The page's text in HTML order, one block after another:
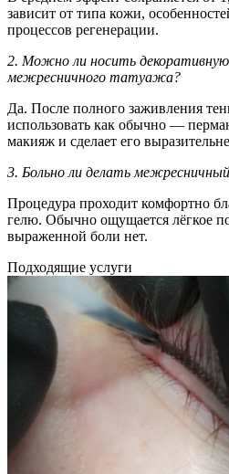
зависит от типа кожи,
процессов регенерации.
2. Можно ли носить декоративную
межресничного татуажа?
Да. После полного заживления
использовать как обычно —
макияж и сделает его
3. Больно ли делать
Процедура проходит комфортно
гелю. Обычно ощущается лёгкое
выраженной боли нет.
Подходящие услуги